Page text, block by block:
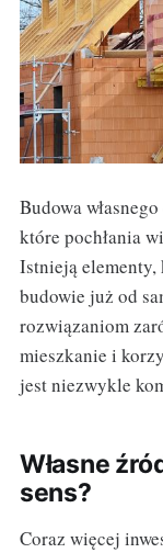
Budowa
które pochłania
Istnieją elementy,
budowie już od
rozwiązaniom
mieszkanie i
jest niezwykle
Własne
sens?
Coraz więcej